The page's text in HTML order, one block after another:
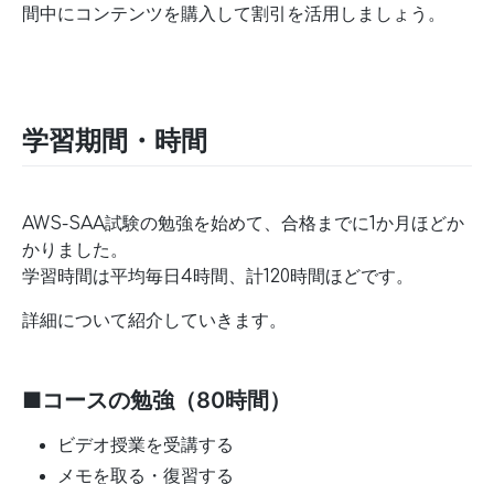
間中にコンテンツを購入して割引を活用しましょう。
学習期間・時間
AWS-SAA試験の勉強を始めて、合格までに1か月ほどか
かりました。
学習時間は平均毎日4時間、計120時間ほどです。
詳細について紹介していきます。
■コースの勉強（80時間）
ビデオ授業を受講する
メモを取る・復習する